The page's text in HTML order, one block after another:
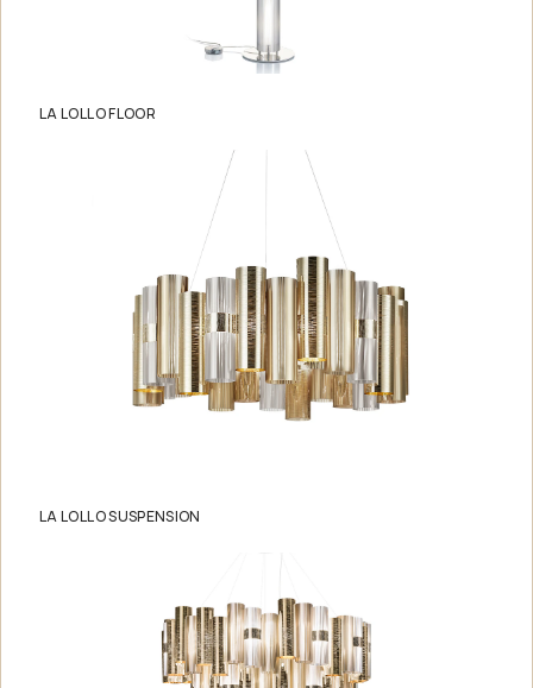
LA LOLLO FLOOR
LA LOLLO SUSPENSION